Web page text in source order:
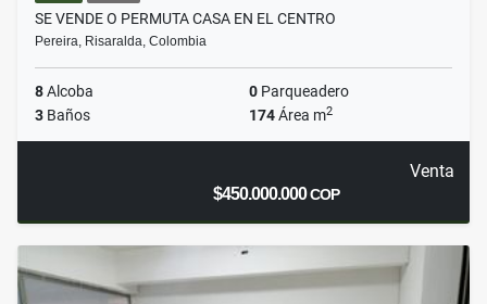
SE VENDE O PERMUTA CASA EN EL CENTRO
Pereira, Risaralda, Colombia
8Alcoba 0 Parqueadero
3 Baños 174Área m2
Venta
$450.000.000COP